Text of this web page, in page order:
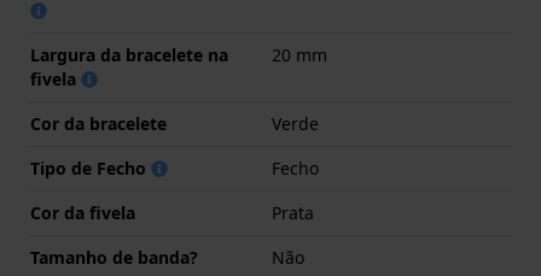
Largura da bracelete na
fivela
20 mm
Cor da bracelete
Verde
Tipo de Fecho
Fecho
Cor da fivela
Prata
Tamanho de banda?
Não